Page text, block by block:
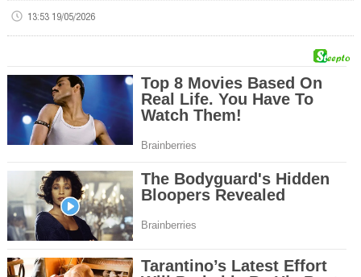
13:53 19/05/2026